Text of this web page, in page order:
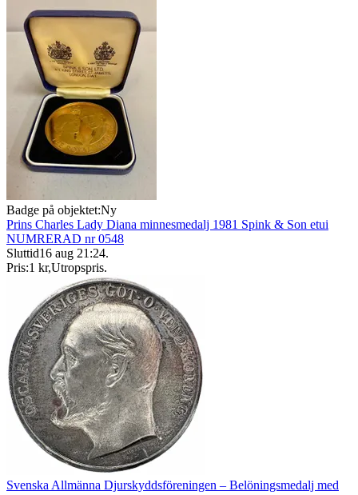
Badge på objektet:Ny
Prins Charles Lady Diana minnesmedalj 1981 Spink & Son etui
NUMRERAD nr 0548
Sluttid16 aug 21:24.
Pris:1 kr,Utropspris.
Svenska Allmänna Djurskyddsföreningen – Belöningsmedalj med